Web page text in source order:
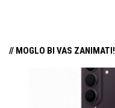
// MOGLO BI VAS ZANIMATI!